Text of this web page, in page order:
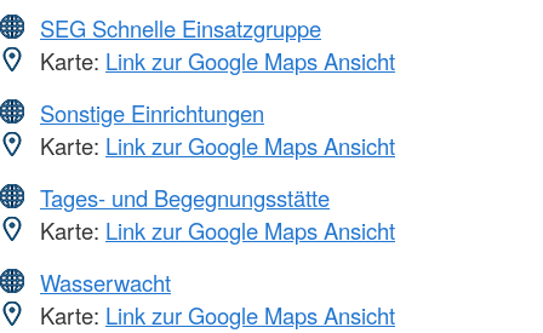
SEG Schnelle Einsatzgruppe
Karte: Link zur Google Maps Ansicht
Sonstige Einrichtungen
Karte: Link zur Google Maps Ansicht
Tages- und Begegnungsstätte
Karte: Link zur Google Maps Ansicht
Wasserwacht
Karte: Link zur Google Maps Ansicht